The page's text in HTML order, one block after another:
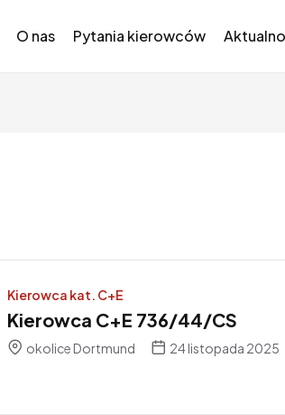
O nas Pytania kierowców
Kierowca kat. C+E
Kierowca C+E 736/44/CS
okolice Dortmund 24 listopada 2025